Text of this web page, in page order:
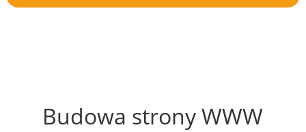
Budowa strony WWW